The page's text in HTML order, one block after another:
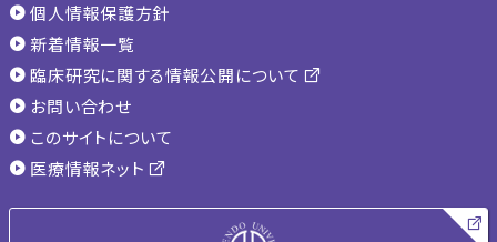
個人情報保護方針
新着情報一覧
臨床研究に関する情報公開について
お問い合わせ
このサイトについて
医療情報ネット